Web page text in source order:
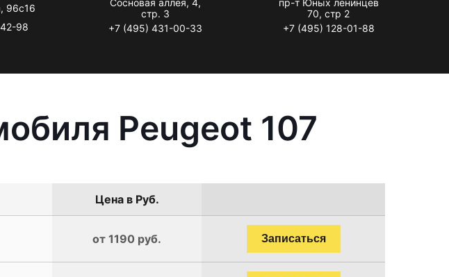
96с16
98
стр. 3
+7 (495) 431-00-33
70, стр 2
+7 (495) 128-01-88
Peugeot 107
Цена в Руб.
от 1190 руб. Записаться